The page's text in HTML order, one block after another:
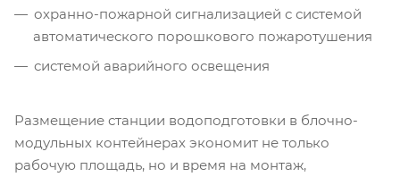
охранно-пожарной сигнализацией с системой
автоматического порошкового пожаротушения
системой аварийного освещения
Размещение станции водоподготовки в блочно-
модульных контейнерах экономит не только
рабочую площадь, но и время на монтаж,